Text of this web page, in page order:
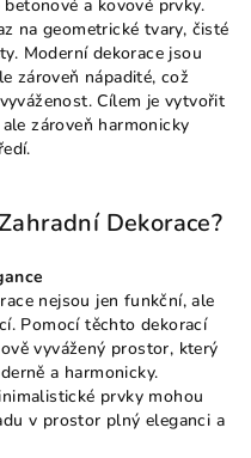
a kovové prvky.
na geometrické tvary, čisté
Moderní dekorace jsou
zároveň nápadité, což
Cílem je vytvořit
zároveň harmonicky
Dekorace?
nejsou jen funkční, ale
Pomocí těchto dekorací
vyvážený prostor, který
a harmonicky.
prvky mohou
v prostor plný eleganci a